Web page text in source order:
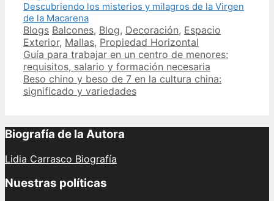
Descubriendo los misterios y milagros de la Virgen
de la Macarena
Categories
Blogs Tags
Balcones, Blog, Decoración, Espacio
Exterior, Mallas, Propiedad Horizontal
Post
navigation
Guía para trabajar en un centro de menores:
requisitos, salario y formación necesaria
Beso chino y beso de 7 en la cultura china:
significado y variedades
Biografía de la Autora
Lidia Carrasco Biografía
Nuestras políticas